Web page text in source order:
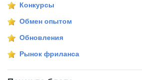
Конкурсы
Обмен опытом
Обновления
Рынок фриланса